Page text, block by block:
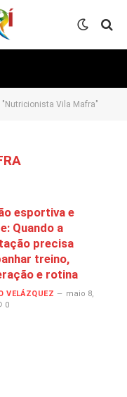
"Nutricionista Vila Mafra"
esportiva e
Quando a
precisa
treino,
e rotina
VELÁZQUEZ
maio 8,
0